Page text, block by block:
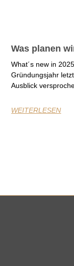
Was planen
What´s new in
Gründungsjahr
Ausblick
WEITERLESEN